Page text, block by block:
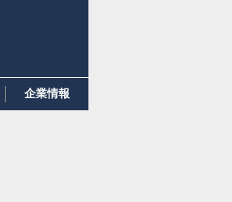
企業情報